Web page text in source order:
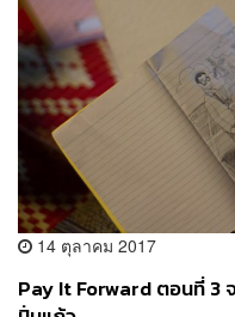
14 ตุลาคม 2017
Pay It Forward ตอนที่ 3